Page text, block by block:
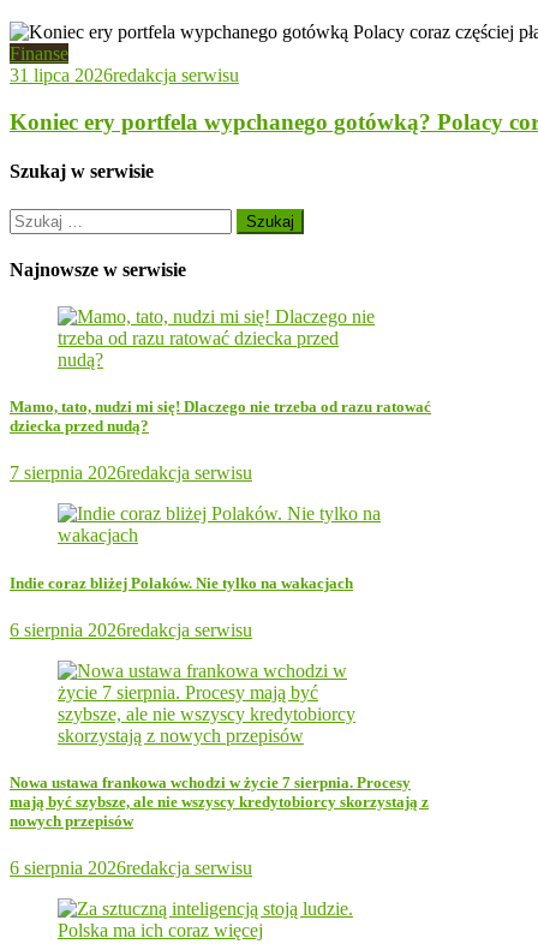
Finanse
31 lipca 2026redakcja serwisu
Koniec ery portfela wypchanego gotówką? Polacy
Szukaj w serwisie
Szukaj:
Najnowsze w serwisie
Mamo, tato, nudzi mi się! Dlaczego nie trzeba od razu ratować
dziecka przed nudą?
7 sierpnia 2026redakcja serwisu
Indie coraz bliżej Polaków. Nie tylko na wakacjach
6 sierpnia 2026redakcja serwisu
Nowa ustawa frankowa wchodzi w życie 7 sierpnia. Procesy
mają być szybsze, ale nie wszyscy kredytobiorcy skorzystają z
nowych przepisów
6 sierpnia 2026redakcja serwisu